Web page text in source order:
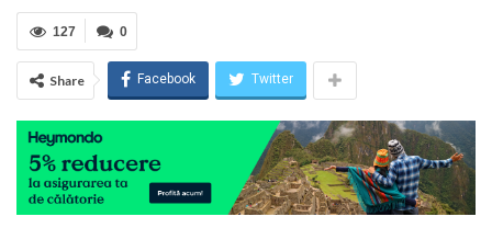
0
127
Share Facebook Twitter